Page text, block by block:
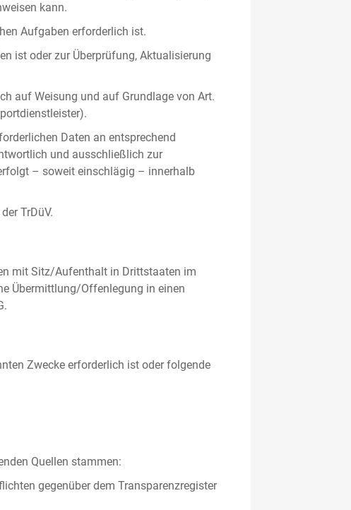
kann.
Aufgaben erforderlich ist.
ist oder zur Überprüfung, Aktualisierung
auf Weisung und auf Grundlage von Art.
Daten an entsprechend
und ausschließlich zur
– soweit einschlägig – innerhalb
TrDüV.
mit Sitz/Aufenthalt in Drittstaaten im
Übermittlung/Offenlegung in einen
Zwecke erforderlich ist oder folgende
Quellen stammen:
gegenüber dem Transparenzregister